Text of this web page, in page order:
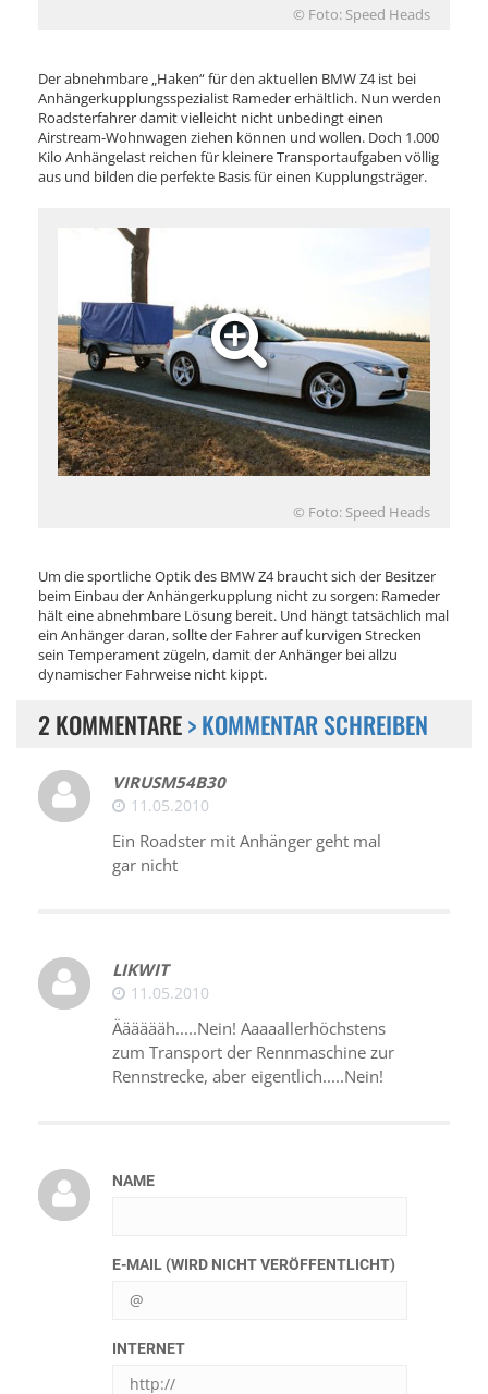
© Foto: Speed Heads
Der abnehmbare „Haken“ für den aktuellen BMW Z4 ist bei
Anhängerkupplungsspezialist Rameder erhältlich. Nun werden
Roadsterfahrer damit vielleicht nicht unbedingt einen
Airstream-Wohnwagen ziehen können und wollen. Doch 1.000
Kilo Anhängelast reichen für kleinere Transportaufgaben völlig
aus und bilden die perfekte Basis für einen Kupplungsträger.
© Foto: Speed Heads
Um die sportliche Optik des BMW Z4 braucht sich der Besitzer
beim Einbau der Anhängerkupplung nicht zu sorgen: Rameder
hält eine abnehmbare Lösung bereit. Und hängt tatsächlich mal
ein Anhänger daran, sollte der Fahrer auf kurvigen Strecken
sein Temperament zügeln, damit der Anhänger bei allzu
dynamischer Fahrweise nicht kippt.
2 KOMMENTARE> KOMMENTAR SCHREIBEN
VIRUSM54B30
11.05.2010
Ein Roadster mit Anhänger geht mal
gar nicht
LIKWIT
11.05.2010
Ääääääh.....Nein! Aaaaallerhöchstens
zum Transport der Rennmaschine zur
Rennstrecke, aber eigentlich.....Nein!
NAME
E-MAIL (WIRD NICHT VERÖFFENTLICHT)
INTERNET